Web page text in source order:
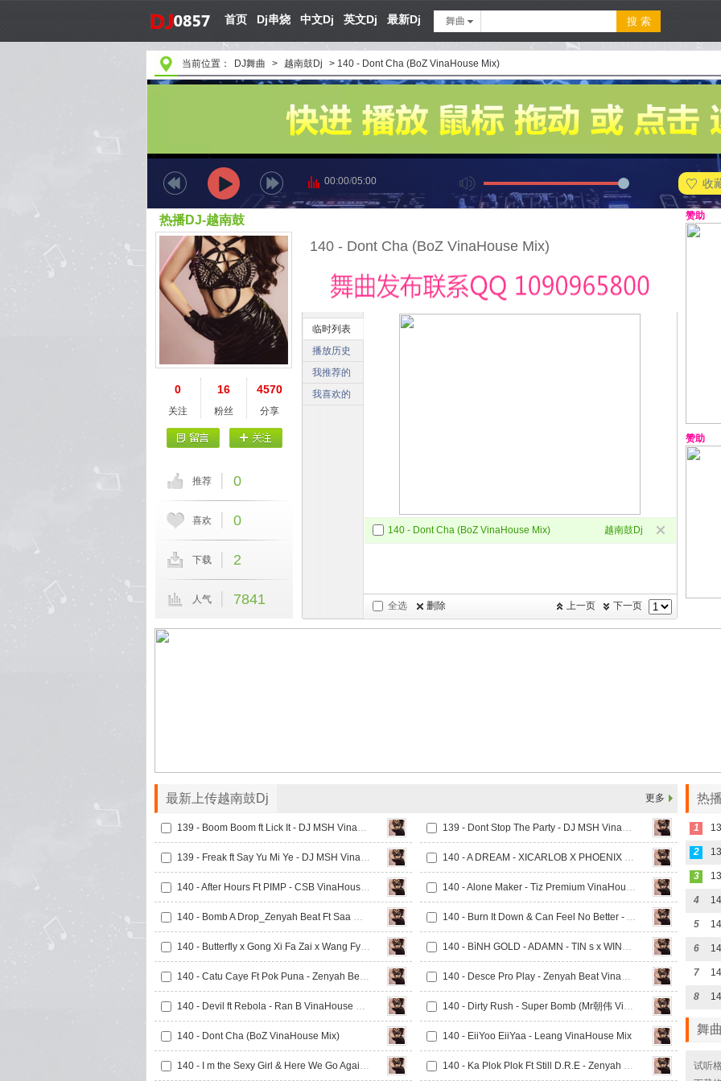
首页 Dj串烧 中文Dj 英文Dj 最新Dj 舞曲
当前位置： DJ舞曲 > 越南鼓Dj > 140 - Dont Cha (BoZ VinaHouse Mix)
收
00:00/05:00
140 - Dont Cha (BoZ VinaHouse Mix)
临时列表
播放历史
我推荐的
我喜欢的
140 - Dont Cha (BoZ VinaHouse Mix) 越南鼓Dj
全选 删除 下一页
上一页
热播DJ-越南鼓
0
关注
16
粉丝
4570
分享
推荐 0
喜欢 0
下载 2
人气 7841
赞助
赞助
最新上传越南鼓Dj 更多
139 - Boom Boom ft Lick It - DJ MSH VinaHouse Mix 139 - Dont Stop The Party - DJ MSH VinaHouse Mix
139 - Freak ft Say Yu Mi Ye - DJ MSH VinaHouse Mix 140 - A DREAM - XICARLOB X PHOENIX VinaHouse Mix
140 - After Hours Ft PIMP - CSB VinaHouse Mix 140 - Alone Maker - Tiz Premium VinaHouse Mix
140 - Bomb A Drop_Zenyah Beat Ft Saa Minxee Ft Family Bass VinaHouse Mix 140 - Burn It Down & Can Feel No Better - ARS VinaHouse Mix
140 - Butterfly x Gong Xi Fa Zai x Wang Fy Hong - Rain BeNz VinaHouse Mix 140 - BìNH GOLD - ADAMN - TIN s x WIND VinaHouse Mix
140 - Catu Caye Ft Pok Puna - Zenyah Beat VinaHouse Mix 140 - Desce Pro Play - Zenyah Beat VinaHouse Mix
140 - Devil ft Rebola - Ran B VinaHouse Mix 140 - Dirty Rush - Super Bomb (Mr朝伟 VinaHouse Mix)
140 - Dont Cha (BoZ VinaHouse Mix) 140 - EiiYoo EiiYaa - Leang VinaHouse Mix
140 - I m the Sexy Girl & Here We Go Again - ARS VinaHouse Mix 140 - Ka Plok Plok Ft Still D.R.E - Zenyah Beat VinaHouse Mix
热
1
2
3
4
5
6
7
8
舞
试听